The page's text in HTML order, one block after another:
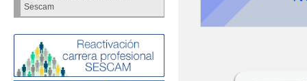
Sescam